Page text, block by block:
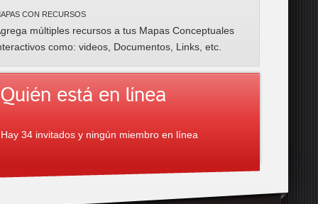
CON RECURSOS
múltiples recursos a tus Mapas Conceptuales
como: videos, Documentos, Links, etc
Quién está en línea
Hay 34 invitados y ningún miembro en línea